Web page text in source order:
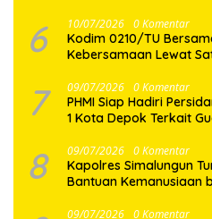
6 10/07/2026 0 Komentar
Kodim 0210/TU
Kebersamaan Lewat
7 09/07/2026 0 Komentar
PHMI Siap Hadiri
1 Kota Depok Terkait
8 09/07/2026 0 Komentar
Kapolres Simalungun
Bantuan Kemanusiaan
09/07/2026 0 Komentar